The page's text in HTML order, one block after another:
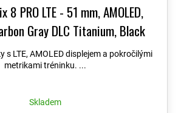
8 PRO LTE - 51 mm, AMOLED,
Gray DLC Titanium, Black
+ možnost výměny do 90 dní +
Czech PRO Voucher
s LTE, AMOLED displejem a pokročilými
metrikami tréninku. ...
Skladem